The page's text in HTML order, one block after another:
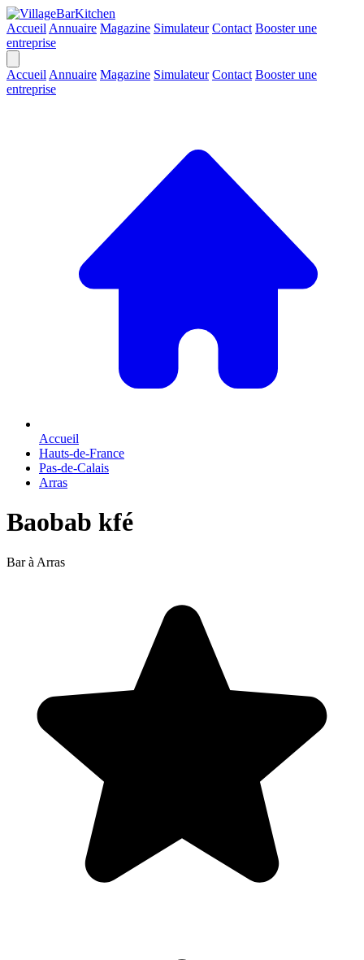
Accueil Annuaire Magazine Simulateur Contact Booster une
entreprise
Accueil Annuaire Magazine Simulateur Contact Booster une
entreprise
Accueil
Hauts-de-France
Pas-de-Calais
Arras
Baobab kfé
Bar à Arras